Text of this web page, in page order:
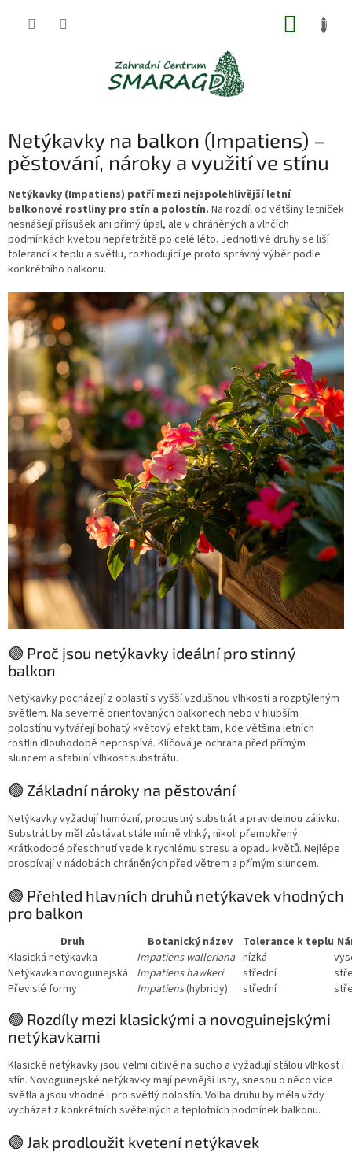
Netýkavky na balkon (Impatiens) –
pěstování, nároky a využití ve stínu
Netýkavky (Impatiens) patří mezi nejspolehlivější letní
balkonové rostliny pro stín a polostín. Na rozdíl od většiny letniček
nesnášejí přísušek ani přímý úpal, ale v chráněných a vlhčích
podmínkách kvetou nepřetržitě po celé léto. Jednotlivé druhy se liší
tolerancí k teplu a světlu, rozhodující je proto správný výběr podle
konkrétního balkonu.
🟢 Proč jsou netýkavky ideální pro stinný
balkon
Netýkavky pocházejí z oblastí s vyšší vzdušnou vlhkostí a rozptýleným
světlem. Na severně orientovaných balkonech nebo v hlubším
polostínu vytvářejí bohatý květový efekt tam, kde většina letních
rostlin dlouhodobě neprospívá. Klíčová je ochrana před přímým
sluncem a stabilní vlhkost substrátu.
🟢 Základní nároky na pěstování
Netýkavky vyžadují humózní, propustný substrát a pravidelnou zálivku.
Substrát by měl zůstávat stále mírně vlhký, nikoli přemokřený.
Krátkodobé přeschnutí vede k rychlému stresu a opadu květů. Nejlépe
prospívají v nádobách chráněných před větrem a přímým sluncem.
🟢 Přehled hlavních druhů netýkavek vhodných
pro balkon
Druh Botanický název Tolerance k teplu
Klasická netýkavka
Impatiens walleriana nízká
Netýkavka novoguinejská
Impatiens hawkeri střední
Převislé formy
Impatiens(hybridy) střední
🟢 Rozdíly mezi klasickými a novoguinejskými
netýkavkami
Klasické netýkavky jsou velmi citlivé na sucho a vyžadují stálou vlhkost i
stín. Novoguinejské netýkavky mají pevnější listy, snesou o něco více
světla a jsou vhodné i pro světlý polostín. Volba druhu by měla vždy
vycházet z konkrétních světelných a teplotních podmínek balkonu.
🟢 Jak prodloužit kvetení netýkavek